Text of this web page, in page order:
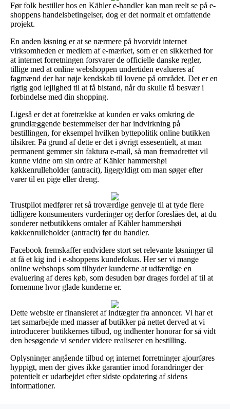
Før folk bestiller hos en Kähler e-handler kan man reelt se på e-
shoppens handelsbetingelser, dog er det normalt et omfattende
projekt.
En anden løsning er at se nærmere på hvorvidt internet
virksomheden er medlem af e-mærket, som er en sikkerhed for
at internet forretningen forsvarer de officielle danske regler,
tillige med at online webshoppen undertiden evalueres af
fagmænd der har nøje kendskab til lovene på området. Det er en
rigtig god lejlighed til at få bistand, når du skulle få besvær i
forbindelse med din shopping.
Ligeså er det at foretrække at kunden er vaks omkring de
grundlæggende bestemmelser der har indvirkning på
bestillingen, for eksempel hvilken byttepolitik online butikken
tilsikrer. På grund af dette er det i øvrigt essesentielt, at man
permanent gemmer sin faktura e-mail, så man fremadrettet vil
kunne vidne om sin ordre af Kähler hammershøi
køkkenrulleholder (antracit), ligegyldigt om man søger efter
varer til en pige eller dreng.
Trustpilot medfører ret så troværdige genveje til at tyde flere
tidligere konsumenters vurderinger og derfor foreslåes det, at du
sonderer netbutikkens omtaler af Kähler hammershøi
køkkenrulleholder (antracit) før du handler.
Facebook fremskaffer endvidere stort set relevante løsninger til
at få et kig ind i e-shoppens kundefokus. Her ser vi mange
online webshops som tilbyder kunderne at udfærdige en
evaluering af deres køb, som desuden bør drages fordel af til at
fornemme hvor glade kunderne er.
Dette website er finansieret af indtægter fra annoncer. Vi har et
tæt samarbejde med masser af butikker på nettet derved at vi
introducerer butikkernes tilbud, og indhenter honorar for så vidt
den besøgende vi sender videre realiserer en bestilling.
Oplysninger angående tilbud og internet forretninger ajourføres
hyppigt, men der gives ikke garantier imod forandringer der
potentielt er udarbejdet efter sidste opdatering af sidens
informationer.